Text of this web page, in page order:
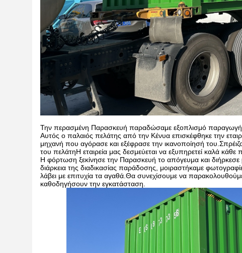
Την περασμένη Παρασκευή παραδώσαμε εξοπλισμό
Αυτός ο παλαιός πελάτης από την Κένυα επισκέφθηκε την
μηχανή που αγόρασε και εξέφρασε την ικανοποίησή
του πελάτηΗ εταιρεία μας δεσμεύεται να εξυπηρετεί καλά κάθε
Η φόρτωση ξεκίνησε την Παρασκευή το απόγευμα και διήρκεσε
διάρκεια της διαδικασίας παράδοσης, μοιραστήκαμε
λάβει με επιτυχία τα αγαθά.Θα συνεχίσουμε να
καθοδηγήσουν την εγκατάσταση.